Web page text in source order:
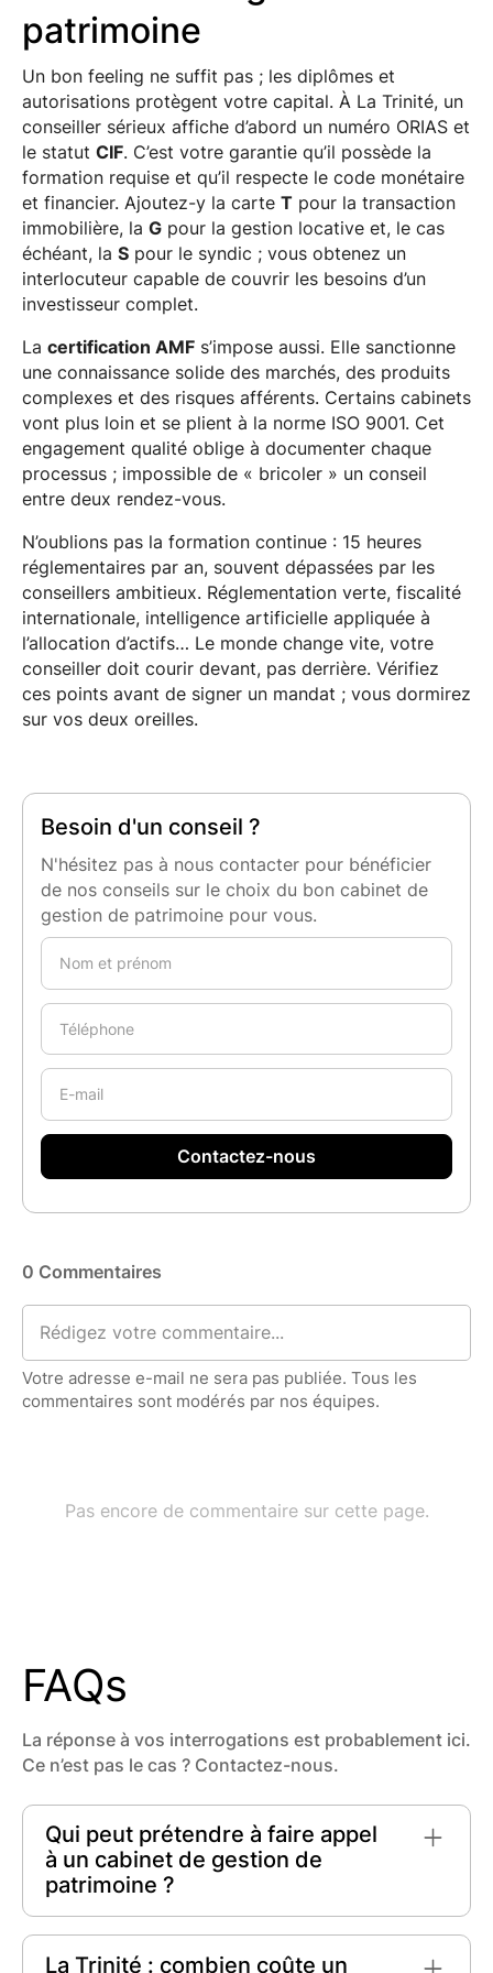
patrimoine
Un bon feeling ne suffit pas ; les diplômes et
autorisations protègent votre capital. À La Trinité, un
conseiller sérieux affiche d’abord un numéro ORIAS et
le statut CIF. C’est votre garantie qu’il possède la
formation requise et qu’il respecte le code monétaire
et financier. Ajoutez-y la carte Tpour la transaction
immobilière, la Gpour la gestion locative et, le cas
échéant, la Spour le syndic ; vous obtenez un
interlocuteur capable de couvrir les besoins d’un
investisseur complet.
La certification AMFs’impose aussi. Elle sanctionne
une connaissance solide des marchés, des produits
complexes et des risques afférents. Certains cabinets
vont plus loin et se plient à la norme ISO 9001. Cet
engagement qualité oblige à documenter chaque
processus ; impossible de « bricoler » un conseil
entre deux rendez-vous.
N’oublions pas la formation continue : 15 heures
réglementaires par an, souvent dépassées par les
conseillers ambitieux. Réglementation verte, fiscalité
internationale, intelligence artificielle appliquée à
l’allocation d’actifs… Le monde change vite, votre
conseiller doit courir devant, pas derrière. Vérifiez
ces points avant de signer un mandat ; vous dormirez
sur vos deux oreilles.
Besoin d'un conseil ?
N'hésitez pas à nous contacter pour bénéficier
de nos conseils sur le choix du bon cabinet de
gestion de patrimoine pour vous.
FAQs
La réponse à vos interrogations est probablement ici.
Ce n’est pas le cas ? Contactez-nous.
Qui peut prétendre à faire appel
à un cabinet de gestion de
patrimoine ?
situation financière peut faire appel à un
La Trinité : combien coûte un